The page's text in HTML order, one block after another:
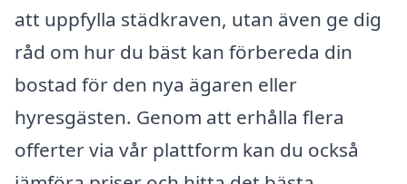
att uppfylla städkraven, utan även ge dig
råd om hur du bäst kan förbereda din
bostad för den nya ägaren eller
hyresgästen. Genom att erhålla flera
offerter via vår plattform kan du också